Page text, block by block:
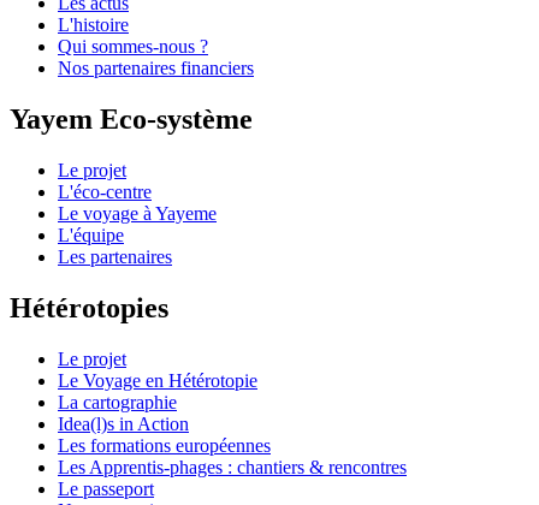
L'histoire
Qui sommes-nous ?
Nos partenaires financiers
Yayem Eco-système
Le projet
L'éco-centre
Le voyage à Yayeme
L'équipe
Les partenaires
Hétérotopies
Le projet
Le Voyage en Hétérotopie
La cartographie
Idea(l)s in Action
Les formations européennes
Les Apprentis-phages : chantiers & rencontres
Le passeport